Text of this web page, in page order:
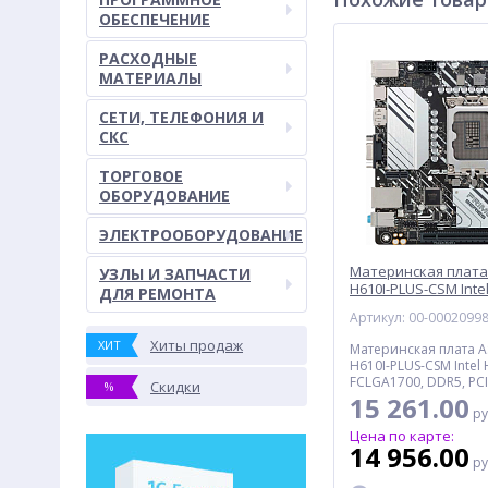
ОБЕСПЕЧЕНИЕ
РАСХОДНЫЕ
МАТЕРИАЛЫ
СЕТИ, ТЕЛЕФОНИЯ И
СКС
ТОРГОВОЕ
ОБОРУДОВАНИЕ
ЭЛЕКТРООБОРУДОВАНИЕ
УЗЛЫ И ЗАПЧАСТИ
ДЛЯ РЕМОНТА
ХИТ Хиты продаж
% Скидки
Материнская плата
H610I-PLUS-CSM
DisplayPort, HDMI,
4*USB2.0, PS/2,
Артикул: 00-00020998
Материнская плата
H610I-PLUS-CSM Intel
FCLGA1700, DDR5,
x1, 4*SATA III, M.2,
HDMI, 4*USB3.0,
GLAN, mITX, BOX
15 261.00
Цена по карте:
14 956.00